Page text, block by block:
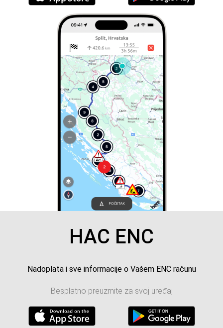
HAC ENC
Nadoplata i sve informacije o Vašem ENC računu
Besplatno preuzmite za svoj uređaj